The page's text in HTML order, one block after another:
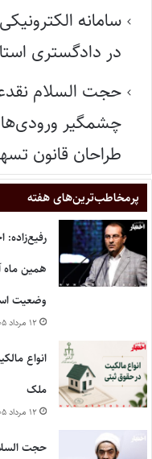
سامانه
در دادگستری
حجت السلام
چشمگیر
طراحان قانون
پر‌مخاطب‌ترین‌های هفته
همین ماه
وضعیت
۱۲ مرداد ۱۴۰۵
ملک
۱۲ مرداد ۱۴۰۵
حجت